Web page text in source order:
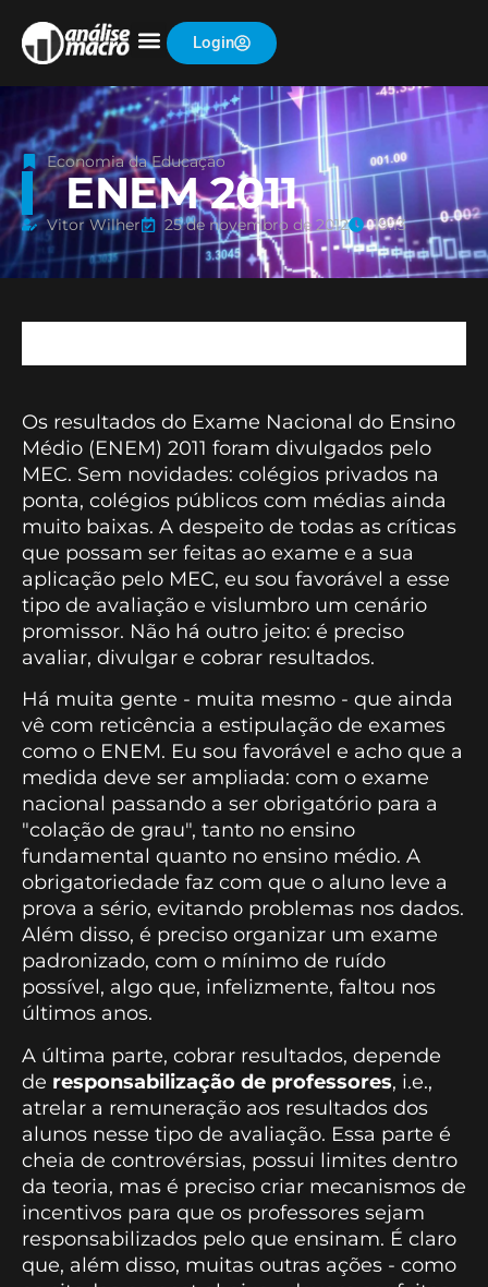
Login
Economia da Educação
ENEM 2011
Vitor Wilher 25 de novembro de 2012 19:13
Os resultados do Exame Nacional do Ensino
Médio (ENEM) 2011 foram divulgados pelo
MEC. Sem novidades: colégios privados na
ponta, colégios públicos com médias ainda
muito baixas. A despeito de todas as críticas
que possam ser feitas ao exame e a sua
aplicação pelo MEC, eu sou favorável a esse
tipo de avaliação e vislumbro um cenário
promissor. Não há outro jeito: é preciso
avaliar, divulgar e cobrar resultados.
Há muita gente - muita mesmo - que ainda
vê com reticência a estipulação de exames
como o ENEM. Eu sou favorável e acho que a
medida deve ser ampliada: com o exame
nacional passando a ser obrigatório para a
"colação de grau", tanto no ensino
fundamental quanto no ensino médio. A
obrigatoriedade faz com que o aluno leve a
prova a sério, evitando problemas nos dados.
Além disso, é preciso organizar um exame
padronizado, com o mínimo de ruído
possível, algo que, infelizmente, faltou nos
últimos anos.
A última parte, cobrar resultados, depende
de responsabilização de professores, i.e.,
atrelar a remuneração aos resultados dos
alunos nesse tipo de avaliação. Essa parte é
cheia de controvérsias, possui limites dentro
da teoria, mas é preciso criar mecanismos de
incentivos para que os professores sejam
responsabilizados pelo que ensinam. É claro
que, além disso, muitas outras ações - como